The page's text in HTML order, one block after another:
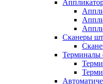
Сканеры
Терминалы